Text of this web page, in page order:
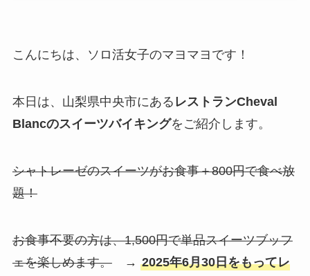
こんにちは、ソロ活女子のマヨマヨです！
本日は、山梨県中央市にある レストランCheval
Blancのスイーツバイキングをご紹介します。
シャトレーゼのスイーツがお食事＋800円で食べ放
題！
お食事不要の方は、1,500円で単品スイーツブッフ
ェを楽しめます。→ 2025年6月30日をもってレ